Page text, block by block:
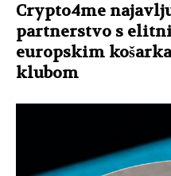
Crypto4me
partnerstvo s
europskim
klubom